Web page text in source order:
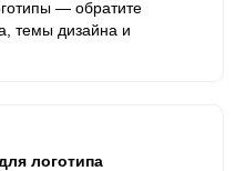
— обратите
темы дизайна и
логотипа